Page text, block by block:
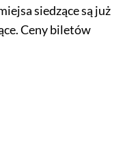
siedzące są już
Ceny biletów